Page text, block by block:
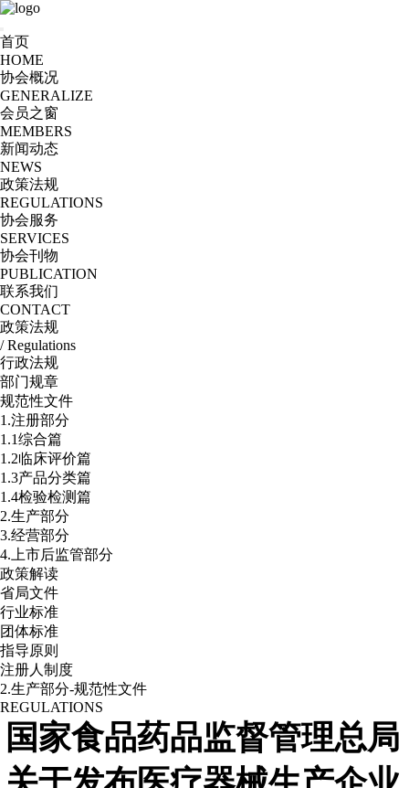
首页
HOME
协会概况
GENERALIZE
会员之窗
MEMBERS
新闻动态
NEWS
政策法规
REGULATIONS
协会服务
SERVICES
协会刊物
PUBLICATION
联系我们
CONTACT
政策法规
/ Regulations
行政法规
部门规章
规范性文件
1.注册部分
1.1综合篇
1.2临床评价篇
1.3产品分类篇
1.4检验检测篇
2.生产部分
3.经营部分
4.上市后监管部分
政策解读
省局文件
行业标准
团体标准
指导原则
注册人制度
2.生产部分-规范性文件
REGULATIONS
国家食品药品监督管理总局